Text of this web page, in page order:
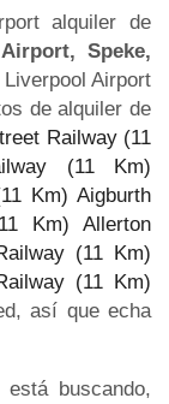
alquiler de
Speke,
Airport
de alquiler de
Railway (11
(11 Km)
Km) Aigburth
Km)
Allerton
(11 Km)
(11 Km)
así que echa
buscando,